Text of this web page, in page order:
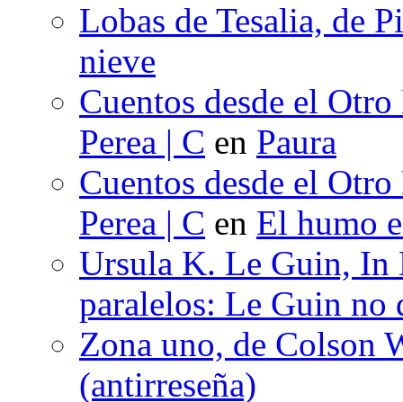
Lobas de Tesalia, de
nieve
Cuentos desde el
Perea | C en Paura
Cuentos desde el
Perea | C en El humo
Ursula K. Le Guin, In
paralelos: Le Guin no
Zona uno, de Colson
(antirreseña)